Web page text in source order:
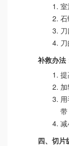
补救办法
带
减
四、切片